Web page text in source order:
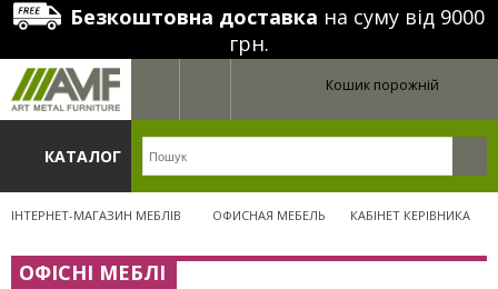
Безкоштовна доставка на суму від 9000
грн.
Кошик порожній
КАТАЛОГ
ІНТЕРНЕТ-МАГАЗИН МЕБЛІВ ОФИСНАЯ МЕБЕЛЬ КАБІНЕТ КЕРІВНИКА
ОФІСНІ МЕБЛІ